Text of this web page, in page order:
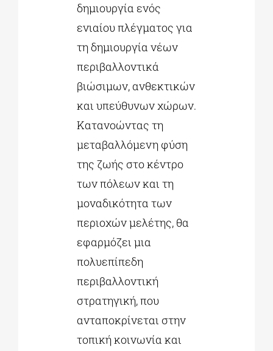
δημιουργία ενός
ενιαίου πλέγματος για
τη δημιουργία νέων
περιβαλλοντικά
βιώσιμων, ανθεκτικών
και υπεύθυνων χώρων.
Κατανοώντας τη
μεταβαλλόμενη φύση
της ζωής στο κέντρο
των πόλεων και τη
μοναδικότητα των
περιοχών μελέτης, θα
εφαρμόζει μια
πολυεπίπεδη
περιβαλλοντική
στρατηγική, που
ανταποκρίνεται στην
τοπική κοινωνία και